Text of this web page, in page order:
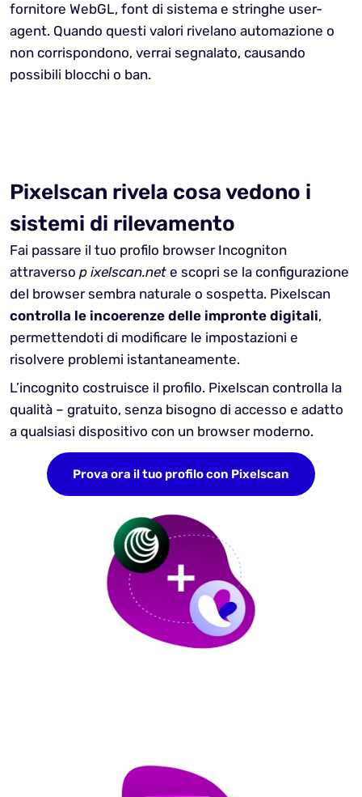
fornitore WebGL, font di sistema e stringhe user-
agent. Quando questi valori rivelano automazione o
non corrispondono, verrai segnalato, causando
possibili blocchi o ban.
Pixelscan rivela cosa vedono i
sistemi di rilevamento
Fai passare il tuo profilo browser Incogniton
attraverso p ixelscan.net e scopri se la configurazione
del browser sembra naturale o sospetta. Pixelscan
controlla le incoerenze delle impronte digitali,
permettendoti di modificare le impostazioni e
risolvere problemi istantaneamente.
L’incognito costruisce il profilo. Pixelscan controlla la
qualità – gratuito, senza bisogno di accesso e adatto
a qualsiasi dispositivo con un browser moderno.
Prova ora il tuo profilo con Pixelscan